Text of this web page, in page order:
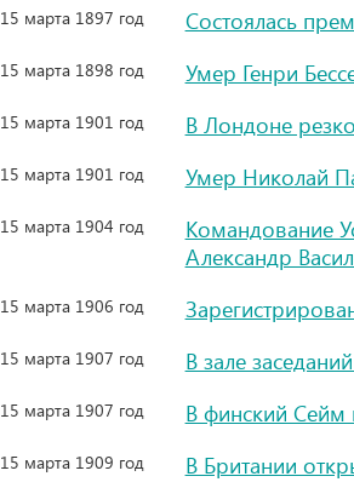
15 марта 1897 год Cостоялась
15 марта 1898 год Умер Генри
15 марта 1901 год В Лондоне
15 марта 1901 год Умер Николай
15 марта 1904 год
Командование
Александр
15 марта 1906 год
15 марта 1907 год В зале
15 марта 1907 год В финский
15 марта 1909 год В Британии